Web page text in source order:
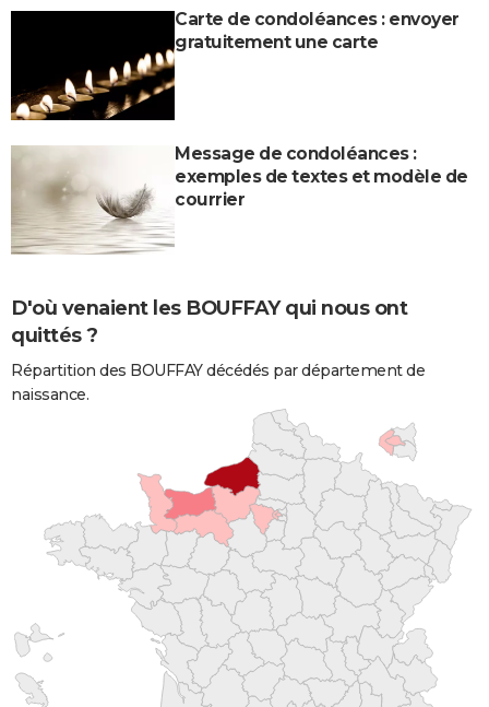
Carte de condoléances : envoyer
gratuitement une carte
Message de condoléances :
exemples de textes et modèle de
courrier
D'où venaient les BOUFFAY qui nous ont
quittés ?
Répartition des BOUFFAY décédés par département de
naissance.